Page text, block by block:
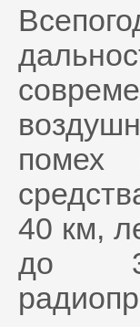
помех
40 км,
до